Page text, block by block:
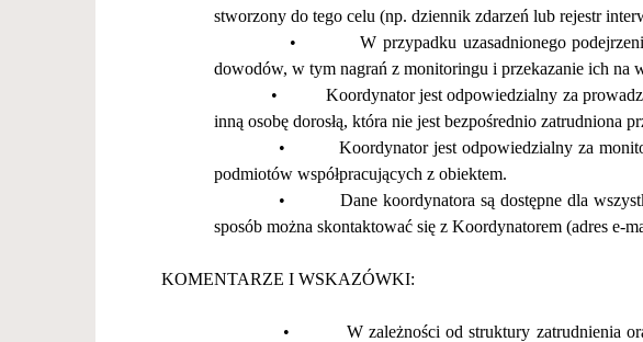
stworzony do tego celu (np. dziennik zdarzeń lub rejestr
• W przypadku uzasadnionego
dowodów, w tym nagrań z monitoringu i przekazanie ich na
• Koordynator jest odpowiedzialny za
inną osobę dorosłą, która nie jest bezpośrednio zatrudniona
• Koordynator jest odpowiedzialny za
podmiotów współpracujących z obiektem.
• Dane koordynatora są dostępne dla
sposób można skontaktować się z Koordynatorem (adres e-
KOMENTARZE I WSKAZÓWKI:
• W zależności od struktury zatrudnienia